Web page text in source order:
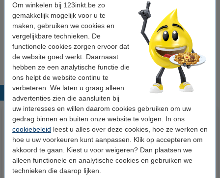
Om winkelen bij 123inkt.be zo
gemakkelijk mogelijk voor u te
maken, gebruiken we cookies en
vergelijkbare technieken. De
functionele cookies zorgen ervoor dat
de website goed werkt. Daarnaast
hebben ze een analytische functie die
ons helpt de website continu te
verbeteren. We laten u graag alleen
advertenties zien die aansluiten bij
uw interesses en willen daarom cookies gebruiken om uw
gedrag binnen en buiten onze website te volgen. In ons
cookiebeleid leest u alles over deze cookies, hoe ze werken en
hoe u uw voorkeuren kunt aanpassen. Klik op accepteren om
akkoord te gaan. Kiest u voor weigeren? Dan plaatsen we
alleen functionele en analytische cookies en gebruiken we
technieken die daarop lijken.
Direct leverbaar
Morgen in huis
Prijs per ml
€ 0,101
€ 42,50 Bestellen
Populaire producten